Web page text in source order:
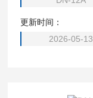
化。
更新时间：
2026-05-13